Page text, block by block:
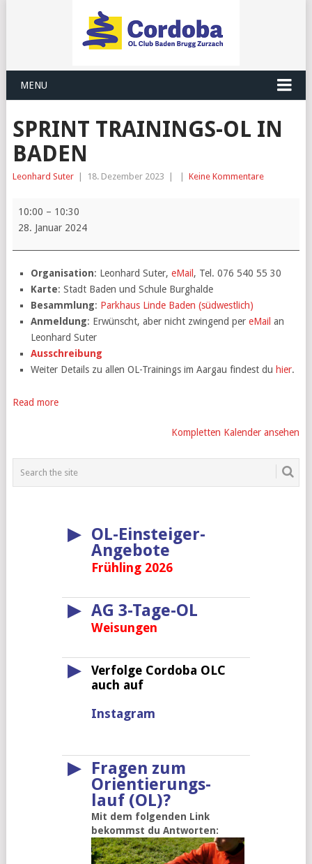
MENU
SPRINT TRAININGS-OL IN
BADEN
Leonhard Suter 18. Dezember 2023 Keine Kommentare
Trainings-
OL
10:00 – 10:30
28. Januar 2024
Organisation: Leonhard Suter,eMail , Tel. 076 540 55 30
Karte: Stadt Baden und Schule Burghalde
Besammlung: Parkhaus Linde Baden (südwestlich)
Anmeldung: Erwünscht, aber nicht zwingend pereMail an
Leonhard Suter
Ausschreibung
Weiter Details zu allen OL-Trainings im Aargau findest du hier.
Read more
Kompletten Kalender ansehen
▶
OL-Einsteiger-
Angebote
Frühling 2026
▶ AG 3-Tage-OL
Weisungen
▶
Verfolge Cordoba OLC
auch auf
Instagram
▶
Fragen zum
Orientierungs-
lauf (OL)?
Mit dem folgenden Link
bekommst du Antworten: